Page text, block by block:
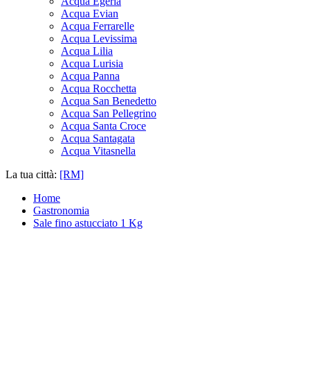
Acqua Evian
Acqua Ferrarelle
Acqua Levissima
Acqua Lilia
Acqua Lurisia
Acqua Panna
Acqua Rocchetta
Acqua San Benedetto
Acqua San Pellegrino
Acqua Santa Croce
Acqua Santagata
Acqua Vitasnella
La tua città: [RM]
Home
Gastronomia
Sale fino astucciato 1 Kg